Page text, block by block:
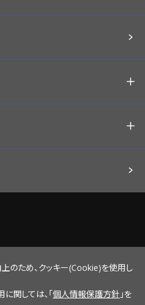
のため、クッキー(Cookie)を使用し
関しては、「個人情報保護方針 」を